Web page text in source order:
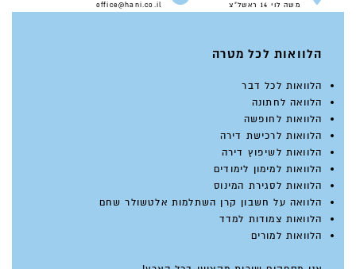
משה לוי 14 ראשל"צ office@hani.co.il
הלוואות לכל מטרה
הלוואות לכל דבר
הלוואה לחתונה
הלוואות לחופשה
הלוואות לרכישת דירה
הלוואות לשיפוץ דירה
הלוואות למימון לימודים
הלוואות לסגירת המינוס
הלוואה על חשבון קרן השתלמות אלטשולר שחם
הלוואות צמודות למדד
הלוואות למורים